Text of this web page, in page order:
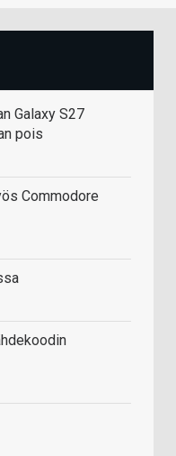
Galaxy S27
pois
Commodore